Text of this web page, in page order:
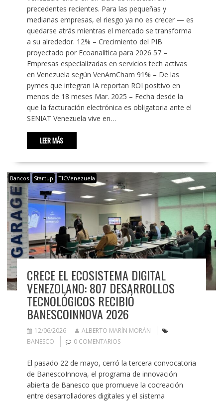
precedentes recientes. Para las pequeñas y
medianas empresas, el riesgo ya no es crecer — es
quedarse atrás mientras el mercado se transforma
a su alrededor. 12% – Crecimiento del PIB
proyectado por Ecoanalítica para 2026 57 –
Empresas especializadas en servicios tech activas
en Venezuela según VenAmCham 91% – De las
pymes que integran IA reportan ROI positivo en
menos de 18 meses Mar. 2025 – Fecha desde la
que la facturación electrónica es obligatoria ante el
SENIAT Venezuela vive en…
LEER MÁS
Bancos Startup TICVenezuela
CRECE EL ECOSISTEMA DIGITAL
VENEZOLANO: 807 DESARROLLOS
TECNOLÓGICOS RECIBIÓ
BANESCOINNOVA 2026
12/06/2026
ALBERTO MARÍN MORÁN
BANESCO
0 COMENTARIOS
El pasado 22 de mayo, cerró la tercera convocatoria
de BanescoInnova, el programa de innovación
abierta de Banesco que promueve la cocreación
entre desarrolladores digitales y el sistema